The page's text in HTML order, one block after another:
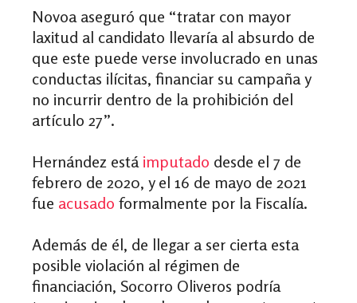
Novoa aseguró que “tratar con mayor
laxitud al candidato llevaría al absurdo de
que este puede verse involucrado en unas
conductas ilícitas, financiar su campaña y
no incurrir dentro de la prohibición del
artículo 27”.
Hernández está imputado desde el 7 de
febrero de 2020, y el 16 de mayo de 2021
fue acusado formalmente por la Fiscalía.
Además de él, de llegar a ser cierta esta
posible violación al régimen de
financiación, Socorro Oliveros podría